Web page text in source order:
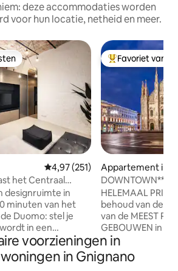
deze accommodaties worden
voor hun locatie, netheid en meer.
Gemiddelde beoordeling van
4,97 (251)
het Centraal
designruimte in
minuten van het
Duomo: stel je
in een
stadscentrum, dicht
traditionele
fashion-boetieks op
Topfavoriet van
Favoriet van
Appartement in
RealMilanoLux
HELEMAAL
behoud van de
van de MEEST
GEBOUWEN in
DUOMO loopt
maat gemaakt
en de
voorzieningen in
in Gnignano